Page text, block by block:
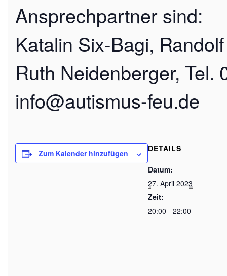
Ansprechpartner sind:
Katalin Six-Bagi,
Ruth Neidenberger, Tel.
info@autismus-feu.de
Zum Kalender hinzufügen DETAILS
Datum:
27. April 2023
Zeit:
20:00 - 22:00